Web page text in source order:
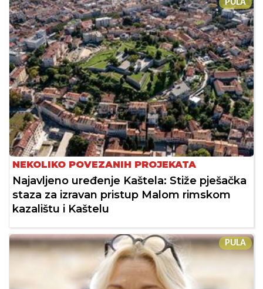
PULA
NEKOLIKO POVEZANIH PROJEKATA
Najavljeno uređenje Kaštela: Stiže pješačka
staza za izravan pristup Malom rimskom
kazalištu i Kaštelu
PULA